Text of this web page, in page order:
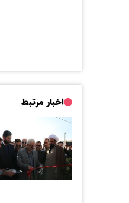
اخبار مرتبط